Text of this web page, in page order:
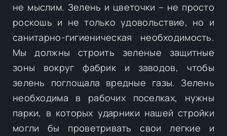
не мыслим. Зелень и цветочки – не просто
роскошь и не только удовольствие, но и
санитарно-гигиеническая необходимость.
Мы должны строить зеленые защитные
зоны вокруг фабрик и заводов, чтобы
зелень поглощала вредные газы. Зелень
необходима в рабочих поселках, нужны
парки, в которых ударники нашей стройки
могли бы проветривать свои легкие и